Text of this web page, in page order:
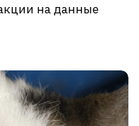
на данные